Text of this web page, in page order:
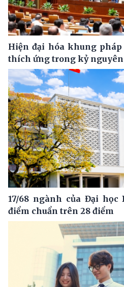
Hiện đại hóa khung
thích ứng trong kỷ nguyên
17/68 ngành của Đại
điểm chuẩn trên 28 điểm